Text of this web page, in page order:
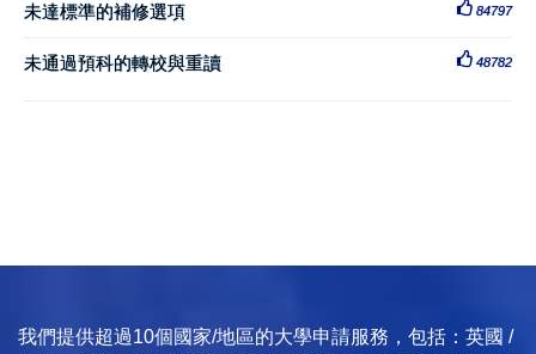
未達標準的補修選項 84797
未通過預科的轉校與重讀 48782
我們提供超過10個國家/地區的大學申請服務，包括：英國 /